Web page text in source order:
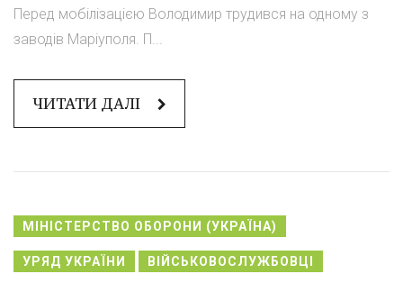
Перед мобілізацією Володимир трудився на одному з
заводів Маріуполя. П...
ЧИТАТИ ДАЛІ
МІНІСТЕРСТВО ОБОРОНИ (УКРАЇНА)
УРЯД УКРАЇНИ ВІЙСЬКОВОСЛУЖБОВЦІ